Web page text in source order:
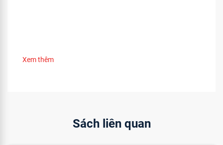
Xem thêm
Sách liên quan